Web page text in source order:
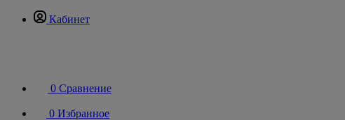
Кабинет
0 Сравнение
0 Избранное